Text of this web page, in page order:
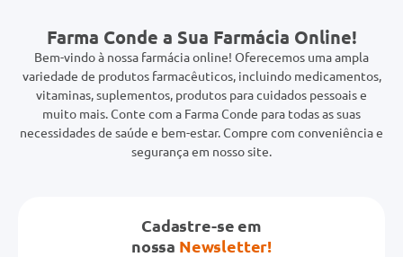
Farma Conde a Sua Farmácia Online!
Bem-vindo à nossa farmácia online! Oferecemos uma ampla
variedade de produtos farmacêuticos, incluindo medicamentos,
vitaminas, suplementos, produtos para cuidados pessoais e
muito mais. Conte com a Farma Conde para todas as suas
necessidades de saúde e bem-estar. Compre com conveniência e
segurança em nosso site.
Cadastre-se em
nossa Newsletter!